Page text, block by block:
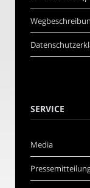
SERVICE
Media